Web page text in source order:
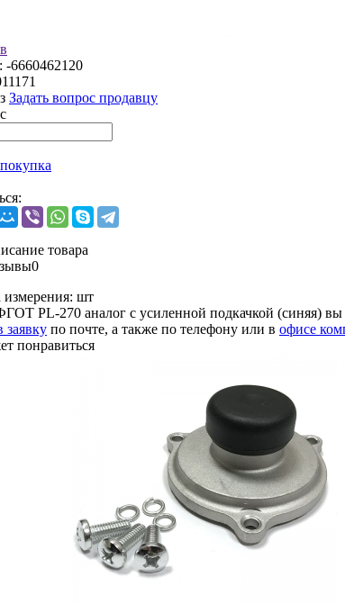
-6660462120
Задать вопрос продавцу
c
товара
0
шт
PL-270 аналог с усиленной подкачкой (синяя)
заявку по почте, а также по телефону или в офисе
понравиться